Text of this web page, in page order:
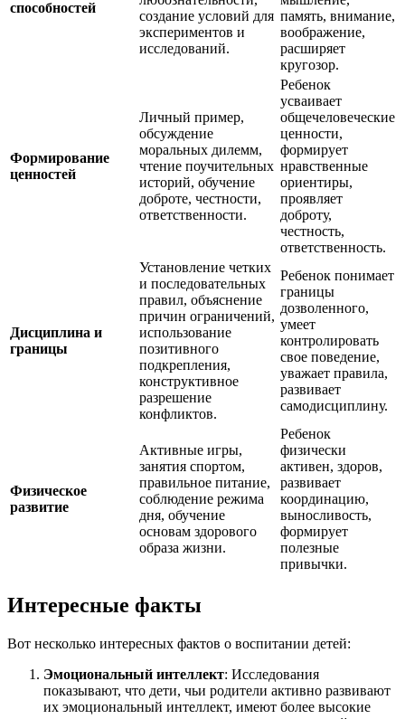
способностей
создание условий для
экспериментов и
исследований.
память, внимание,
воображение,
расширяет
кругозор.
Формирование
ценностей
Личный пример,
обсуждение
моральных дилемм,
чтение поучительных
историй, обучение
доброте, честности,
ответственности.
Ребенок
усваивает
общечеловеческие
ценности,
формирует
нравственные
ориентиры,
проявляет
доброту,
честность,
ответственность.
Дисциплина и
границы
Установление четких
и последовательных
правил, объяснение
причин ограничений,
использование
позитивного
подкрепления,
конструктивное
разрешение
конфликтов.
Ребенок понимает
границы
дозволенного,
умеет
контролировать
свое поведение,
уважает правила,
развивает
самодисциплину.
Физическое
развитие
Активные игры,
занятия спортом,
правильное питание,
соблюдение режима
дня, обучение
основам здорового
образа жизни.
Ребенок
физически
активен, здоров,
развивает
координацию,
выносливость,
формирует
полезные
привычки.
Интересные факты
Вот несколько интересных фактов о воспитании детей:
Эмоциональный интеллект: Исследования
показывают, что дети, чьи родители активно развивают
их эмоциональный интеллект, имеют более высокие